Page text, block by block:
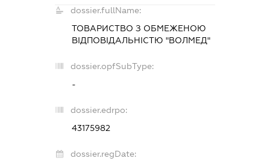
dossier.fullName:
ТОВАРИСТВО З ОБМЕЖЕНОЮ
ВІДПОВІДАЛЬНІСТЮ "ВОЛМЕД"
dossier.opfSubType:
-
dossier.edrpo:
43175982
dossier.regDate: